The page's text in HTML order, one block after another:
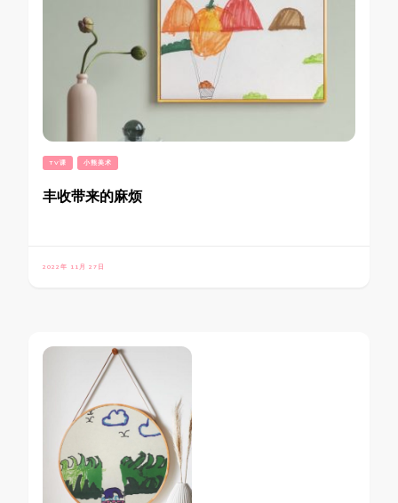
TV课 小熊美术
丰收带来的麻烦
2022年 11月 27日